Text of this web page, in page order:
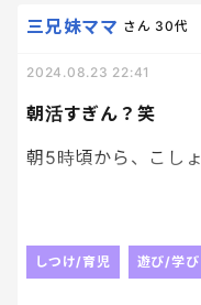
るわ。笑
朝活すぎん？笑
三兄妹ママ さん 30代
2024.08.23 22:41
朝5時頃から、こし
よく耳をすましてみ
長男が次男に、ゲ
しつけ/育児 遊び/学び